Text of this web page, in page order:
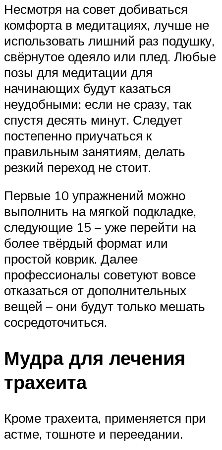
Несмотря на совет добиваться
комфорта в медитациях, лучше не
использовать лишний раз подушку,
свёрнутое одеяло или плед. Любые
позы для медитации для
начинающих будут казаться
неудобными: если не сразу, так
спустя десять минут. Следует
постепенно приучаться к
правильным занятиям, делать
резкий переход не стоит.
Первые 10 упражнений можно
выполнить на мягкой подкладке,
следующие 15 – уже перейти на
более твёрдый формат или
простой коврик. Далее
профессионалы советуют вовсе
отказаться от дополнительных
вещей – они будут только мешать
сосредоточиться.
Мудра для лечения
трахеита
Кроме трахеита, применяется при
астме, тошноте и переедании.